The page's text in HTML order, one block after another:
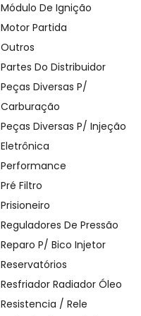
Módulo De Ignição
Motor Partida
Outros
Partes Do Distribuidor
Peças Diversas P/
Carburação
Peças Diversas P/ Injeção
Eletrônica
Performance
Pré Filtro
Prisioneiro
Reguladores De Pressão
Reparo P/ Bico Injetor
Reservatórios
Resfriador Radiador Óleo
Resistencia / Rele